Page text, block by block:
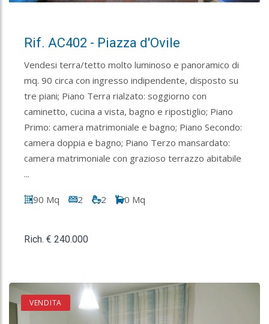
Rif. AC402 - Piazza d'Ovile
Vendesi terra/tetto molto luminoso e panoramico di
mq. 90 circa con ingresso indipendente, disposto su
tre piani; Piano Terra rialzato: soggiorno con
caminetto, cucina a vista, bagno e ripostiglio; Piano
Primo: camera matrimoniale e bagno; Piano Secondo:
camera doppia e bagno; Piano Terzo mansardato:
camera matrimoniale con grazioso terrazzo abitabile
...
90 Mq 2 2 0 Mq
Rich. € 240.000
VENDITA